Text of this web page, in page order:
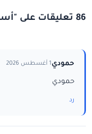
86 تعليقات على "أسماء جاهزة"
حمودي1 أغسطس 2026
حمودي
رد